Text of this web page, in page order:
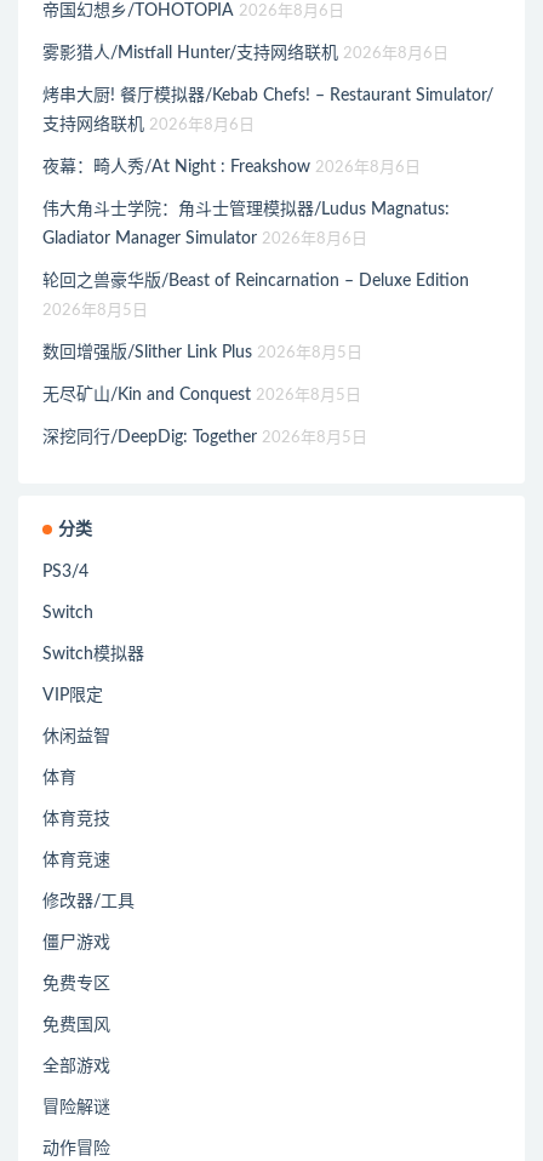
帝国幻想乡/TOHOTOPIA 2026年8月6日
雾影猎人/Mistfall Hunter/支持网络联机 2026年8月6日
烤串大厨! 餐厅模拟器/Kebab Chefs! – Restaurant Simulator/
支持网络联机 2026年8月6日
夜幕：畸人秀/At Night : Freakshow 2026年8月6日
伟大角斗士学院：角斗士管理模拟器/Ludus Magnatus:
Gladiator Manager Simulator 2026年8月6日
轮回之兽豪华版/Beast of Reincarnation – Deluxe Edition
2026年8月5日
数回增强版/Slither Link Plus 2026年8月5日
无尽矿山/Kin and Conquest 2026年8月5日
深挖同行/DeepDig: Together 2026年8月5日
分类
PS3/4
Switch
Switch模拟器
VIP限定
休闲益智
体育
体育竞技
体育竞速
修改器/工具
僵尸游戏
免费专区
免费国风
全部游戏
冒险解谜
动作冒险